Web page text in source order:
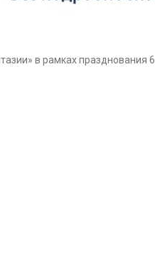
в рамках празднования